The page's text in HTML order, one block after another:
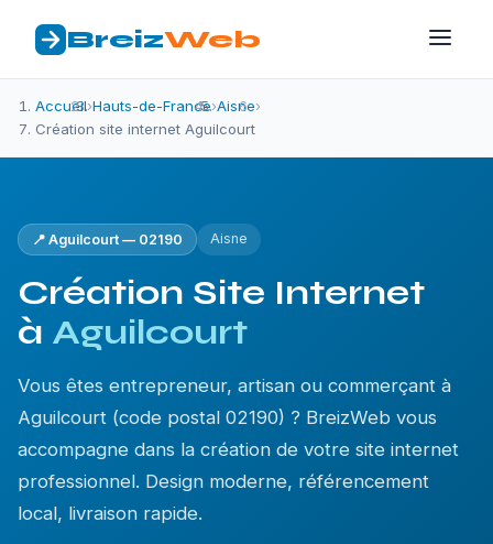
BreizWeb
Accueil›Hauts-de-France›Aisne›
Création site internet Aguilcourt
📍 Aguilcourt — 02190 Aisne
Création Site Internet
à Aguilcourt
Vous êtes entrepreneur, artisan ou commerçant à
Aguilcourt (code postal 02190) ? BreizWeb vous
accompagne dans la création de votre site internet
professionnel. Design moderne, référencement
local, livraison rapide.